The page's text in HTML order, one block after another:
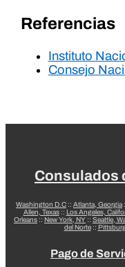
Referencias
Instituto
Consejo
Consulados
Washington D.C :: Atlanta, Georgia
Allen, Texas:: Los Angeles,
Orleans :: New York, NY :: Seattle,
del Norte::
Pago de